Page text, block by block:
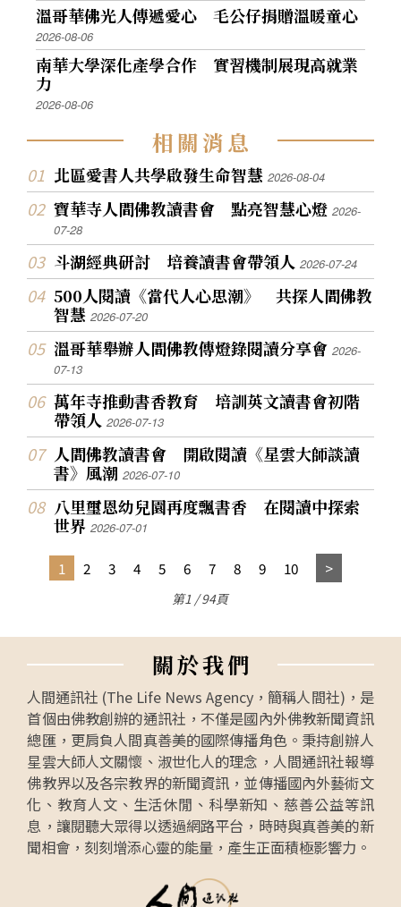
溫哥華佛光人傳遞愛心 毛公仔捐贈溫暖童心
2026-08-06
南華大學深化產學合作 實習機制展現高就業
力
2026-08-06
相關消息
北區愛書人共學啟發生命智慧2026-08-04
寶華寺人間佛教讀書會 點亮智慧心燈2026-
07-28
斗湖經典研討 培養讀書會帶領人2026-07-24
500人閱讀《當代人心思潮》 共探人間佛教
智慧2026-07-20
溫哥華舉辦人間佛教傳燈錄閱讀分享會2026-
07-13
萬年寺推動書香教育 培訓英文讀書會初階
帶領人2026-07-13
人間佛教讀書會 開啟閱讀《星雲大師談讀
書》風潮2026-07-10
八里璽恩幼兒園再度飄書香 在閱讀中探索
世界2026-07-01
1 2 3 4 5 6 7 8 9 10
第1 / 94頁
關於我們
人間通訊社 (The Life News Agency，簡稱人間社)，是
首個由佛教創辦的通訊社，不僅是國內外佛教新聞資訊
總匯，更肩負人間真善美的國際傳播角色。秉持創辦人
星雲大師人文關懷、淑世化人的理念，人間通訊社報導
佛教界以及各宗教界的新聞資訊，並傳播國內外藝術文
化、教育人文、生活休閒、科學新知、慈善公益等訊
息，讓閱聽大眾得以透過網路平台，時時與真善美的新
聞相會，刻刻增添心靈的能量，產生正面積極影響力。